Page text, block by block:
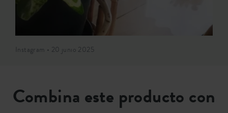
Instagram • 20 junio 2025
Combina este producto con